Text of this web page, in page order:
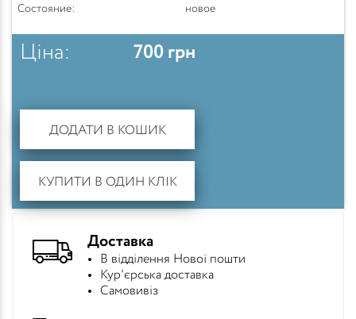
Состояние:
новое
Ціна: 700 грн
ДОДАТИ В КОШИК
КУПИТИ В ОДИН КЛІК
Доставка
В відділення Нової пошти
Кур'єрська доставка
Самовивіз